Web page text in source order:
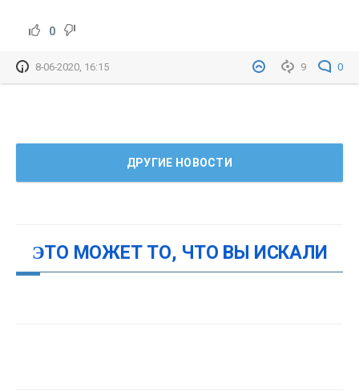
0
9 0
8-06-2020, 16:15
ДРУГИЕ НОВОСТИ
ЭТО МОЖЕТ ТО, ЧТО ВЫ ИСКАЛИ